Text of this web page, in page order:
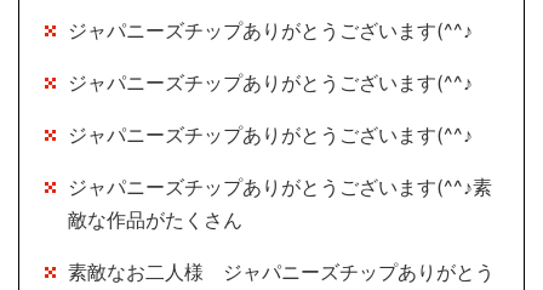
ジャパニーズチップありがとうございます(^^♪
ジャパニーズチップありがとうございます(^^♪
ジャパニーズチップありがとうございます(^^♪
ジャパニーズチップありがとうございます(^^♪素
敵な作品がたくさん
素敵なお二人様 ジャパニーズチップありがとう